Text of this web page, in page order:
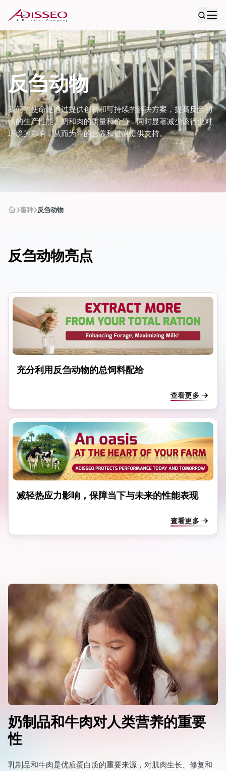
反刍动物
我们的使命是通过提供创新和可持续的解决方案，提高反刍动
物的生产性能、奶和肉的质量和价值，同时显著减少该行业对
环境的影响，从而为牛的营养和健康提供支持。
畜种 反刍动物
反刍动物亮点
充分利用反刍动物的总饲料配给
查看更多
减轻热应力影响，保障当下与未来的性能表现
查看更多
奶制品和牛肉对人类营养的重要
性
乳制品和牛肉是优质蛋白质的重要来源，对肌肉生长、修复和